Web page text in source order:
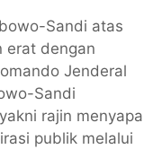
Sandi atas
erat dengan
Jenderal
Sandi
rajin menyapa
publik melalui